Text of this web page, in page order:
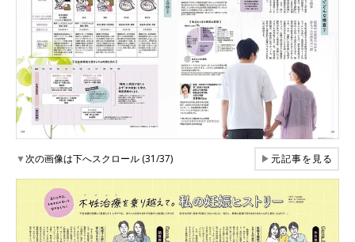
▼次の画像は下へスクロール (31/37) ▶元記事を見る